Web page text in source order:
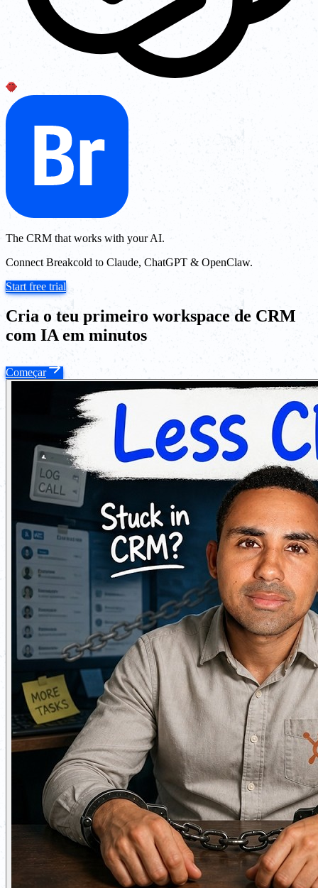
The CRM that works with your AI.
Connect Breakcold to Claude, ChatGPT & OpenClaw.
Start free trial
Cria o teu primeiro workspace de CRM
com IA em minutos
Começar